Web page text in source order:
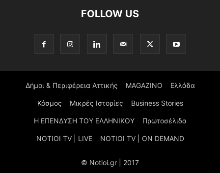
FOLLOW US
Δήμοι & Περιφέρεια Αττικής MAGAZINO Ελλάδα
Κόσμος Μικρές Ιστορίες Business Stories
Η ΕΠΕΝΔΥΣΗ ΤΟΥ ΕΛΛΗΝΙΚΟΥ Πρωτοσέλιδα
NOTIOI TV | LIVE NOTIOI TV | ON DEMAND
© Notioi.gr | 2017